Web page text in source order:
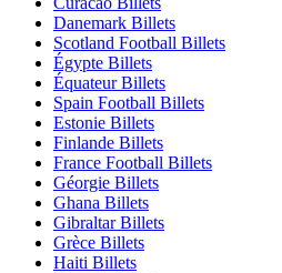
Danemark Billets
Scotland Football Billets
Égypte Billets
Équateur Billets
Spain Football Billets
Estonie Billets
Finlande Billets
France Football Billets
Géorgie Billets
Ghana Billets
Gibraltar Billets
Grèce Billets
Haiti Billets